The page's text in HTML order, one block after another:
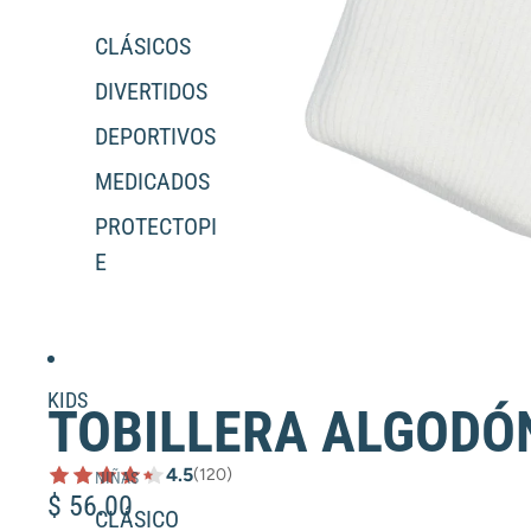
CLÁSICOS
DIVERTIDOS
DEPORTIVOS
MEDICADOS
PROTECTOPI
E
KIDS
NIÑAS
CLÁSICO
TOBILLERA
4.5(120)
$ 56.00